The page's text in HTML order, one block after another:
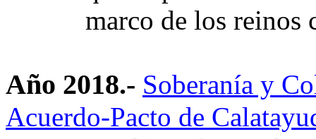
marco de los reinos
Año 2018.- Soberanía y
Acuerdo-Pacto de